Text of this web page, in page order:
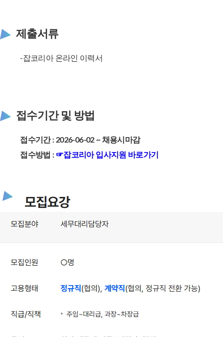
제출서류
-잡코리아 온라인 이력서
접수기간 및 방법
접수기간 : 2026-06-02 ~ 채용시마감
접수방법 : ☞잡코리아 입사지원 바로가기